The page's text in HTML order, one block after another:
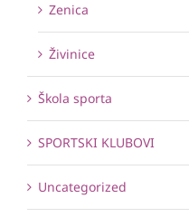
Zenica
Živinice
Škola sporta
SPORTSKI KLUBOVI
Uncategorized